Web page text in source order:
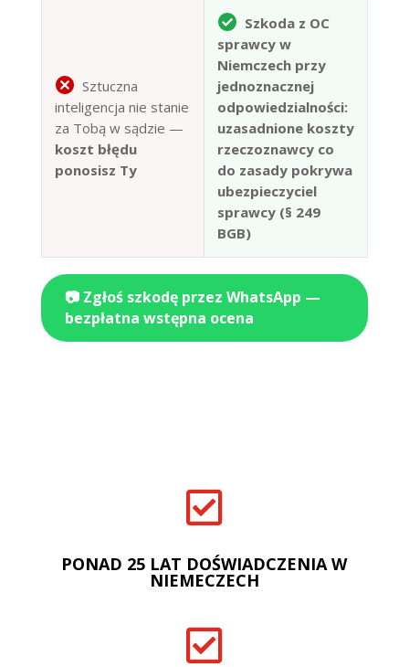
Sztuczna
inteligencja nie stanie
za Tobą w sądzie —
koszt błędu
ponosisz Ty
Szkoda z OC
sprawcy w
Niemczech przy
jednoznacznej
odpowiedzialności:
uzasadnione koszty
rzeczoznawcy co
do zasady pokrywa
ubezpieczyciel
sprawcy (§ 249
BGB)
📷 Zgłoś szkodę przez WhatsApp —
bezpłatna wstępna ocena

PONAD 25 LAT DOŚWIADCZENIA W
NIEMECZECH
